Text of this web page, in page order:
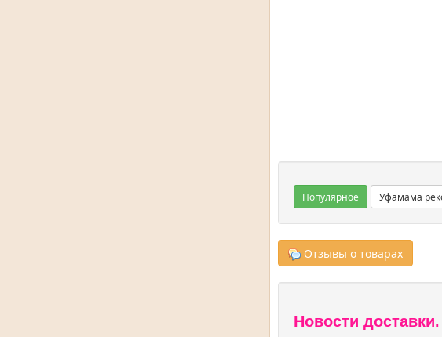
Популярное Уфамама
Отзывы о товарах
Новости доставки.